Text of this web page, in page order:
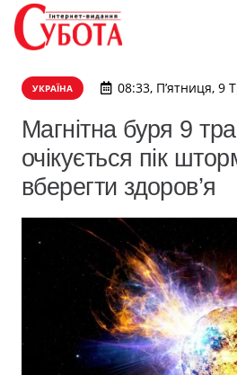
УКРАЇНА 08:33, П’ятниця, 9
Магнітна буря 9
очікується пік
вберегти здоров’я